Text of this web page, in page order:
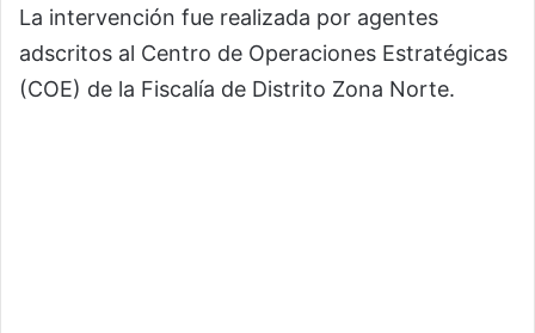
La intervención fue realizada por agentes
adscritos al Centro de Operaciones Estratégicas
(COE) de la Fiscalía de Distrito Zona Norte.